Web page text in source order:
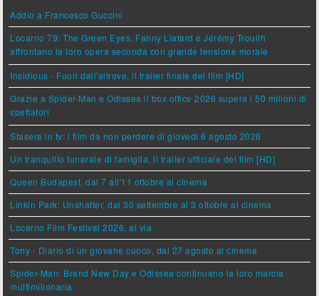
Addio a Francesco Guccini
Locarno 79: The Green Eyes, Fanny Liatard e Jérémy Trouilh
affrontano la loro opera seconda con grande tensione morale
Insidious - Fuori dall'altrove, il trailer finale del film [HD]
Grazie a Spider-Man e Odissea il box office 2026 supera i 50 milioni di
spettatori
Stasera in tv: i film da non perdere di giovedì 6 agosto 2026
Un tranquillo funerale di famiglia, il trailer ufficiale del film [HD]
Queen Budapest, dal 7 all'11 ottobre al cinema
Linkin Park: Unshatter, dal 30 settembre al 3 ottobre al cinema
Locarno Film Festival 2026, al via
Tony - Diario di un giovane cuoco, dal 27 agosto al cinema
Spider-Man: Brand New Day e Odissea continuano la loro marcia
multimilionaria